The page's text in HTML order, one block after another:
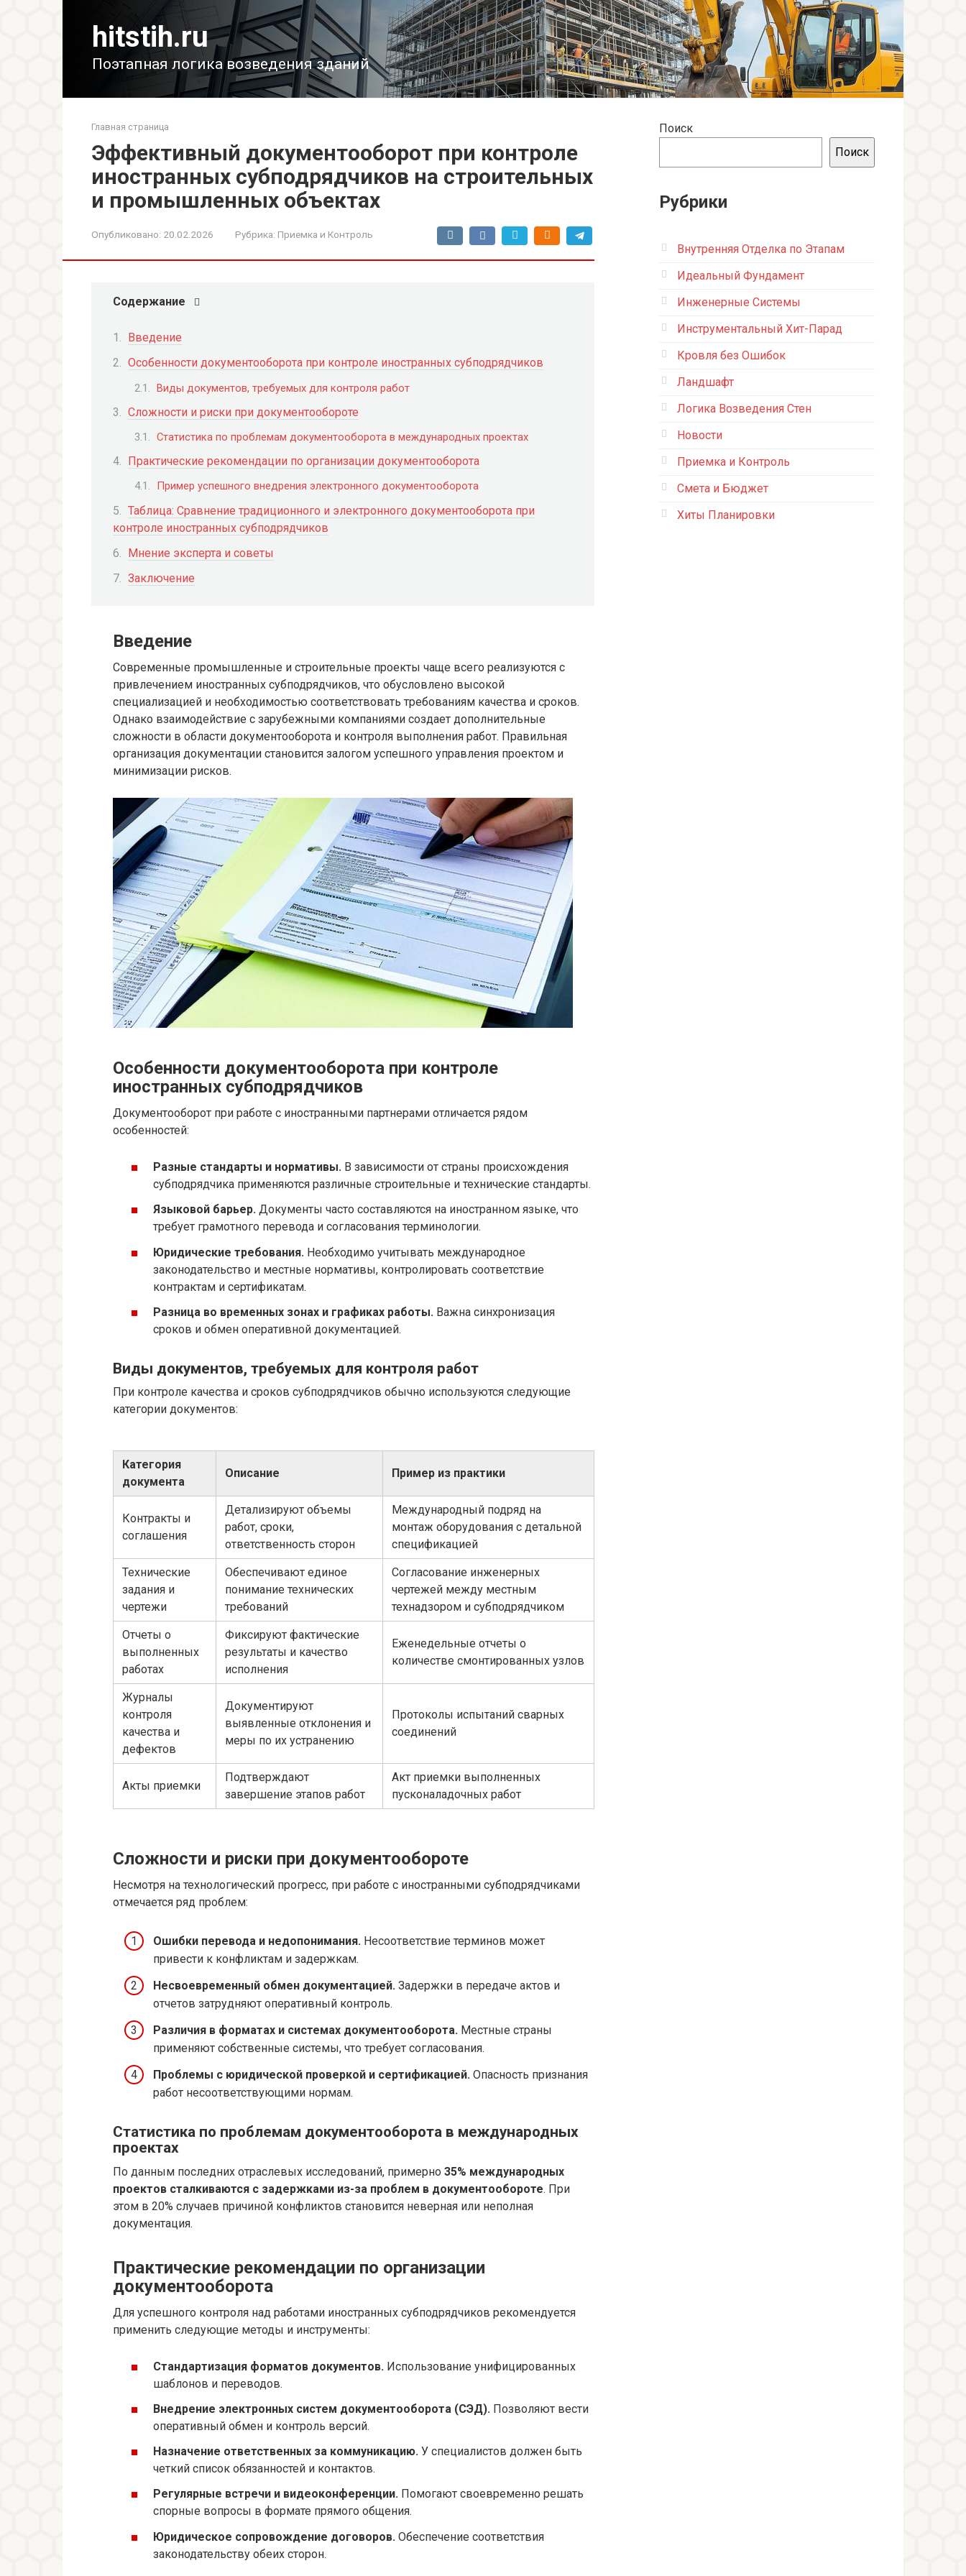
hitstih.ru
Поэтапная логика возведения зданий
Главная страница
Эффективный документооборот при контроле
иностранных субподрядчиков на строительных
и промышленных объектах
Опубликовано: 20.02.2026 Рубрика: Приемка и Контроль
Содержание
Введение
Особенности документооборота при контроле иностранных субподрядчиков
Виды документов, требуемых для контроля работ
Сложности и риски при документообороте
Статистика по проблемам документооборота в международных проектах
Практические рекомендации по организации документооборота
Пример успешного внедрения электронного документооборота
Таблица: Сравнение традиционного и электронного документооборота при
контроле иностранных субподрядчиков
Мнение эксперта и советы
Заключение
Введение
Современные промышленные и строительные проекты чаще всего реализуются с
привлечением иностранных субподрядчиков, что обусловлено высокой
специализацией и необходимостью соответствовать требованиям качества и сроков.
Однако взаимодействие с зарубежными компаниями создает дополнительные
сложности в области документооборота и контроля выполнения работ. Правильная
организация документации становится залогом успешного управления проектом и
минимизации рисков.
Особенности документооборота при контроле
иностранных субподрядчиков
Документооборот при работе с иностранными партнерами отличается рядом
особенностей:
Разные стандарты и нормативы. В зависимости от страны происхождения
субподрядчика применяются различные строительные и технические стандарты.
Языковой барьер. Документы часто составляются на иностранном языке, что
требует грамотного перевода и согласования терминологии.
Юридические требования. Необходимо учитывать международное
законодательство и местные нормативы, контролировать соответствие
контрактам и сертификатам.
Разница во временных зонах и графиках работы. Важна синхронизация
сроков и обмен оперативной документацией.
Виды документов, требуемых для контроля работ
При контроле качества и сроков субподрядчиков обычно используются следующие
категории документов:
Категория
документа
Описание Пример из практики
Контракты и
соглашения
Детализируют объемы
работ, сроки,
ответственность сторон
Международный подряд на
монтаж оборудования с детальной
спецификацией
Технические
задания и
чертежи
Обеспечивают единое
понимание технических
требований
Согласование инженерных
чертежей между местным
технадзором и субподрядчиком
Отчеты о
выполненных
работах
Фиксируют фактические
результаты и качество
исполнения
Еженедельные отчеты о
количестве смонтированных узлов
Журналы
контроля
качества и
дефектов
Документируют
выявленные отклонения и
меры по их устранению
Протоколы испытаний сварных
соединений
Акты приемки
Подтверждают
завершение этапов работ
Акт приемки выполненных
пусконаладочных работ
Сложности и риски при документообороте
Несмотря на технологический прогресс, при работе с иностранными субподрядчиками
отмечается ряд проблем:
Ошибки перевода и недопонимания. Несоответствие терминов может
привести к конфликтам и задержкам.
Несвоевременный обмен документацией. Задержки в передаче актов и
отчетов затрудняют оперативный контроль.
Различия в форматах и системах документооборота. Местные страны
применяют собственные системы, что требует согласования.
Проблемы с юридической проверкой и сертификацией. Опасность признания
работ несоответствующими нормам.
Статистика по проблемам документооборота в международных
проектах
По данным последних отраслевых исследований, примерно 35% международных
проектов сталкиваются с задержками из-за проблем в документообороте. При
этом в 20% случаев причиной конфликтов становится неверная или неполная
документация.
Практические рекомендации по организации
документооборота
Для успешного контроля над работами иностранных субподрядчиков рекомендуется
применить следующие методы и инструменты:
Стандартизация форматов документов. Использование унифицированных
шаблонов и переводов.
Внедрение электронных систем документооборота (СЭД). Позволяют вести
оперативный обмен и контроль версий.
Назначение ответственных за коммуникацию. У специалистов должен быть
четкий список обязанностей и контактов.
Регулярные встречи и видеоконференции. Помогают своевременно решать
спорные вопросы в формате прямого общения.
Юридическое сопровождение договоров. Обеспечение соответствия
законодательству обеих сторон.
Поиск
Поиск
Рубрики
Внутренняя Отделка по Этапам
Идеальный Фундамент
Инженерные Системы
Инструментальный Хит-Парад
Кровля без Ошибок
Ландшафт
Логика Возведения Стен
Новости
Приемка и Контроль
Смета и Бюджет
Хиты Планировки